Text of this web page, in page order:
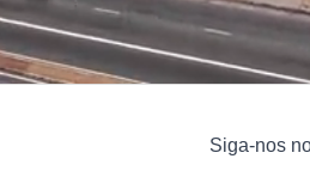
Siga-nos